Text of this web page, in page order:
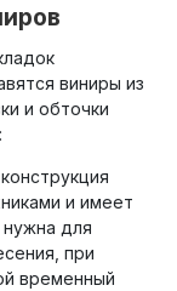
виниры из
и обточки
и имеет
нужна для
при
временный